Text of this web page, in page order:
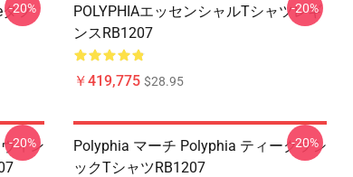
タフ
-20%
POLYPHIAエッセンシャルTシャツレギ
ンスRB1207
￥419,775 $28.95
-20%
ィン
-20%
Polyphia マーチ Polyphia ティークラシ
ックTシャツRB1207
-20%